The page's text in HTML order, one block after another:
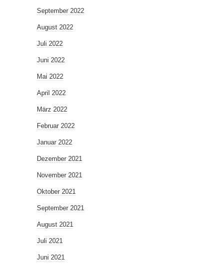
September 2022
August 2022
Juli 2022
Juni 2022
Mai 2022
April 2022
März 2022
Februar 2022
Januar 2022
Dezember 2021
November 2021
Oktober 2021
September 2021
August 2021
Juli 2021
Juni 2021